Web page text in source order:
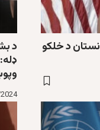
د خلکو
د